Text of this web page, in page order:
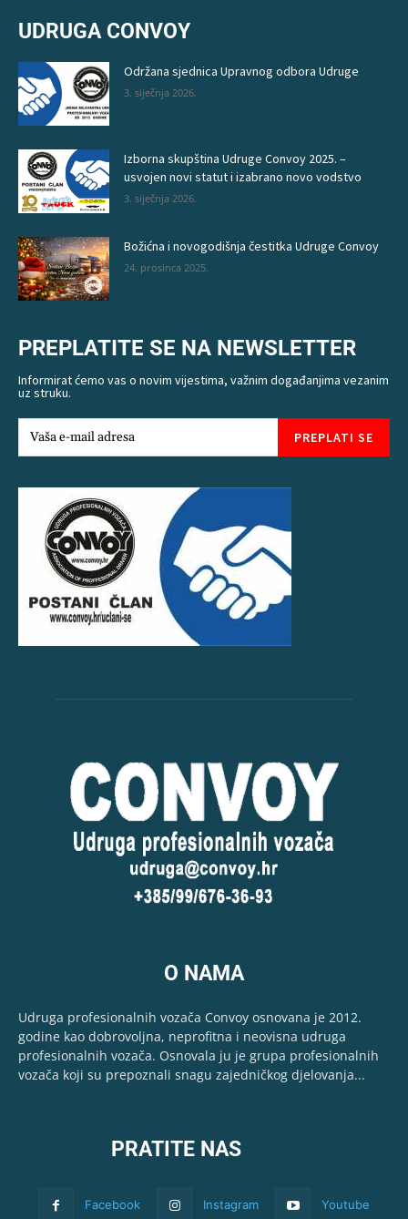
UDRUGA CONVOY
Održana sjednica Upravnog odbora Udruge
3. siječnja 2026.
Izborna skupština Udruge Convoy 2025. –
usvojen novi statut i izabrano novo vodstvo
3. siječnja 2026.
Božićna i novogodišnja čestitka Udruge Convoy
24. prosinca 2025.
PREPLATITE SE NA NEWSLETTER
Informirat ćemo vas o novim vijestima, važnim događanjima vezanim
uz struku.
PREPLATI SE
O NAMA
Udruga profesionalnih vozača Convoy osnovana je 2012.
godine kao dobrovoljna, neprofitna i neovisna udruga
profesionalnih vozača. Osnovala ju je grupa profesionalnih
vozača koji su prepoznali snagu zajedničkog djelovanja...
PRATITE NAS
Facebook Instagram Youtube